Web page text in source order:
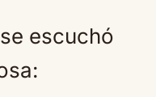
escuchó